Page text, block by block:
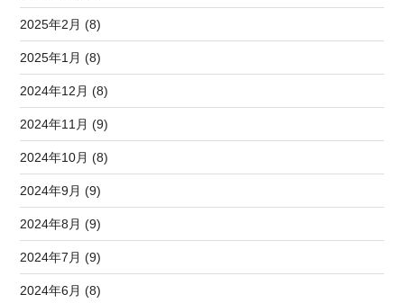
2025年2月 (8)
2025年1月 (8)
2024年12月 (8)
2024年11月 (9)
2024年10月 (8)
2024年9月 (9)
2024年8月 (9)
2024年7月 (9)
2024年6月 (8)